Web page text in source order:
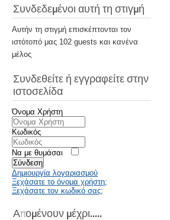
Συνδεδεμένοι αυτή τη στιγμή
Αυτήν τη στιγμή επισκέπτονται τον
ιστότοπό μας 102 guests και κανένα
μέλος
Συνδεθείτε ή εγγραφείτε στην
ιστοσελίδα
Όνομα Χρήστη
Κωδικός
Να με θυμάσαι
Σύνδεση
Δημιουργία λογαριασμού
Ξεχάσατε το όνομα χρήστη;
Ξεχάσατε τον κωδικό σας;
Απομένουν μέχρι.....